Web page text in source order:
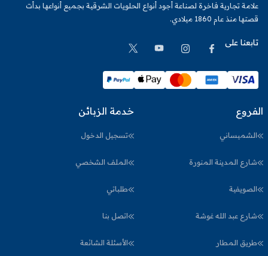
علامة تجارية فاخرة لصناعة أجود أنواع الحلويات الشرقية بجميع أنواعها بدأت
قصتها منذ عام 1860 ميلادي.
تابعنا على
الفروع
الشميساني
شارع المدينة المنورة
الصويفية
شارع عبد الله غوشة
طريق المطار
خدمة الزبائن
تسجيل الدخول
الملف الشخصي
طلباتي
اتصل بنا
الأسئلة الشائعة